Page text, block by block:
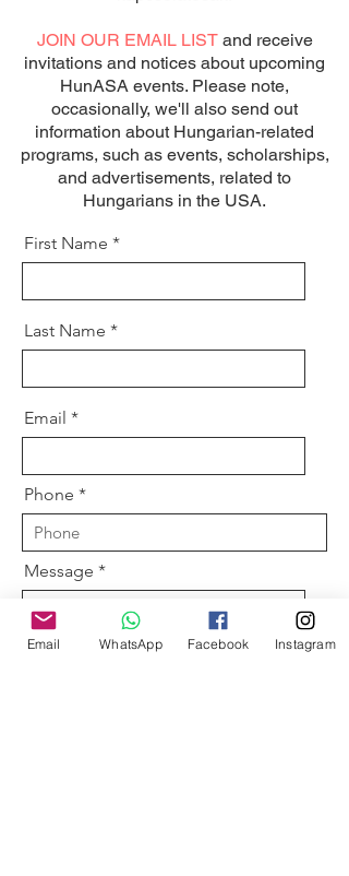
JOIN OUR EMAIL LIST and receive
invitations and notices about upcoming
HunASA events. Please note,
occasionally, we'll also send out
information about Hungarian-related
programs, such as events, scholarships,
and advertisements, related to
Hungarians in the USA.
First Name
Last Name
Email
Phone
Message
Email WhatsApp Facebook Instagram